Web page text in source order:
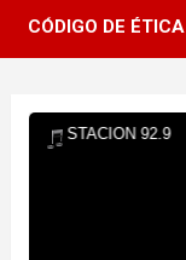
CÓDIGO DE ÉTICA